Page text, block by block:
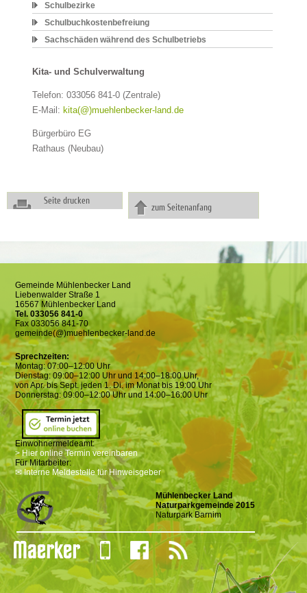
Schulbezirke
Schulbuchkostenbefreiung
Sachschäden während des Schulbetriebs
Kita- und Schulverwaltung
Telefon: 033056 841-0 (Zentrale)
E-Mail: kita(@)muehlenbecker-land.de
Bürgerbüro EG
Rathaus (Neubau)
Seite drucken
zum Seitenanfang
Gemeinde Mühlenbecker Land
Liebenwalder Straße 1
16567 Mühlenbecker Land
Tel. 033056 841-0
Fax 033056 841-70
gemeinde(@)muehlenbecker-land.de
Sprechzeiten:
Montag: 07:00–12:00 Uhr
Dienstag: 09:00–12:00 Uhr und 14:00–18:00 Uhr,
von Apr. bis Sept. jeden 1. Di. im Monat bis 19:00 Uhr
Donnerstag: 09:00–12:00 Uhr und 14:00–16:00 Uhr
Einwohnermeldeamt:
> Hier online Termin vereinbaren
Für Mitarbeiter:
✉ Interne Meldestelle für Hinweisgeber
Mühlenbecker Land
Naturparkgemeinde 2015
Naturpark Barnim